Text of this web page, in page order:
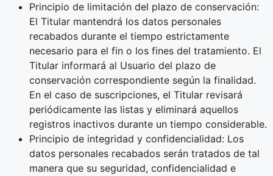
Principio de limitación del plazo de conservación:
El Titular mantendrá los datos personales
recabados durante el tiempo estrictamente
necesario para el fin o los fines del tratamiento. El
Titular informará al Usuario del plazo de
conservación correspondiente según la finalidad.
En el caso de suscripciones, el Titular revisará
periódicamente las listas y eliminará aquellos
registros inactivos durante un tiempo considerable.
Principio de integridad y confidencialidad: Los
datos personales recabados serán tratados de tal
manera que su seguridad, confidencialidad e